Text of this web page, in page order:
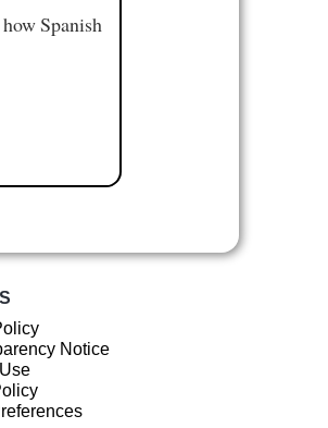
Spanish
Notice